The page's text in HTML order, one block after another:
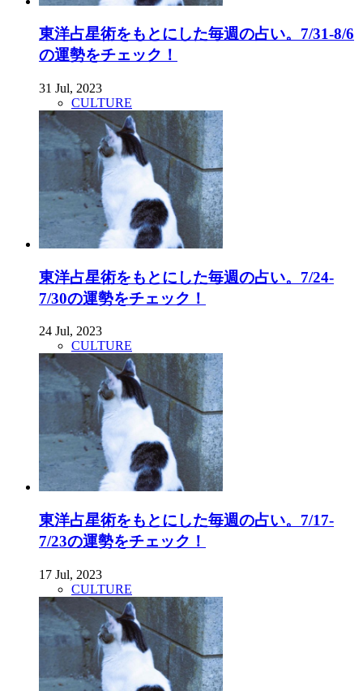
東洋占星術をもとにした毎週の占い。7/31-8/6
の運勢をチェック！
31 Jul, 2023
CULTURE
東洋占星術をもとにした毎週の占い。7/24-
7/30の運勢をチェック！
24 Jul, 2023
CULTURE
東洋占星術をもとにした毎週の占い。7/17-
7/23の運勢をチェック！
17 Jul, 2023
CULTURE